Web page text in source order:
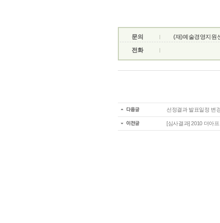
문의
(재)예술경영지원
전화
선정결과 발표일정 변
[심사결과] 2010 더아